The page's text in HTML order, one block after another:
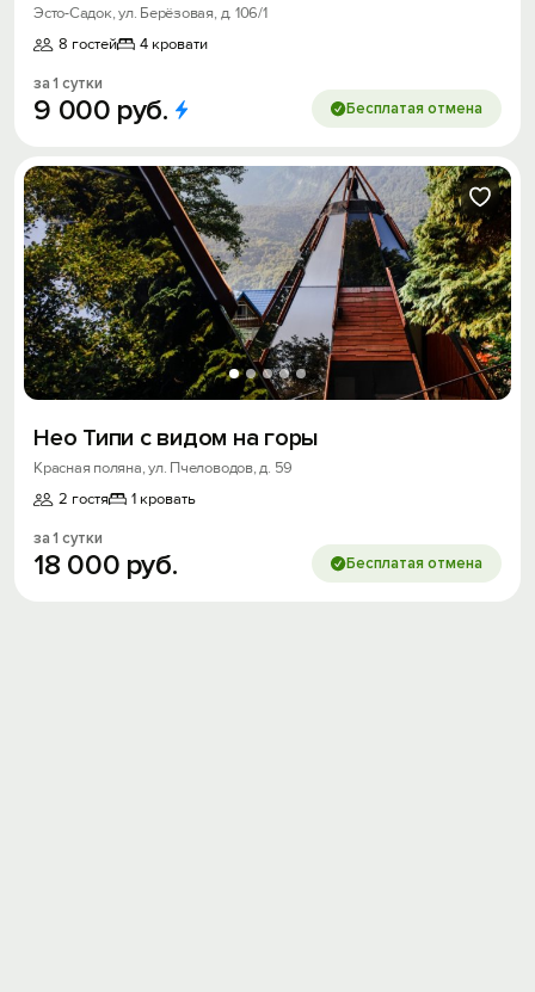
Эсто-Садок, ул. Берёзовая, д. 106/1
8 гостей
4 кровати
за 1 сутки
9 000 руб. Бесплатая отмена
Нео Типи с видом на горы
Красная поляна, ул. Пчеловодов, д. 59
2 гостя
1 кровать
за 1 сутки
18 000 руб. Бесплатая отмена